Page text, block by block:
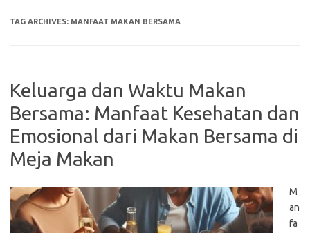
TAG ARCHIVES: MANFAAT MAKAN BERSAMA
Keluarga dan Waktu Makan
Bersama: Manfaat Kesehatan dan
Emosional dari Makan Bersama di
Meja Makan
M
an
fa